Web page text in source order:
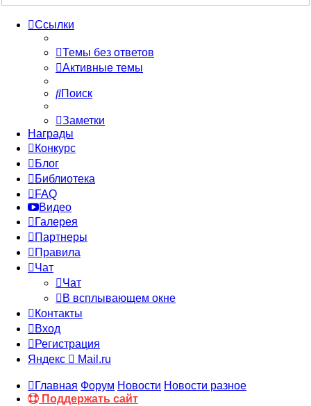
Ссылки
Темы без ответов
Активные темы
Поиск
Заметки
Награды
Конкурс
Блог
Библиотека
FAQ
Видео
Галерея
Партнеры
Правила
Чат
Чат
В всплывающем окне
Контакты
Вход
Регистрация
Яндекс
Mail.ru
Главная Форум Новости Новости разное
Поддержать сайт